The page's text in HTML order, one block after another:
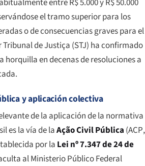
entre R$ 5.000 y R$ 50.000
el tramo superior para los
o de consecuencias graves para el
de Justiça (STJ) ha confirmado
horquilla en decenas de resoluciones a
y aplicación colectiva
de la aplicación de la normativa
es la vía de laAção Civil Pública (ACP,
por la Lei nº 7.347 de 24 de
al Ministerio Público Federal